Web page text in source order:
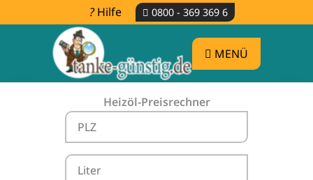
Hilfe 0800 - 369 369 6
MENÜ
Heizöl-Preisrechner
Heizölpreise Neuhausen ob Eck -
vergleichen & günstig tanken